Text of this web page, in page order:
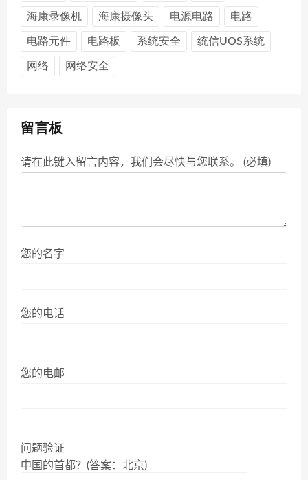
海康录像机 海康摄像头 电源电路 电路
电路元件 电路板 系统安全 统信UOS系统
网络 网络安全
留言板
请在此键入留言内容，我们会尽快与您联系。 (必填)
您的名字
您的电话
您的电邮
问题验证
中国的首都？(答案：北京)